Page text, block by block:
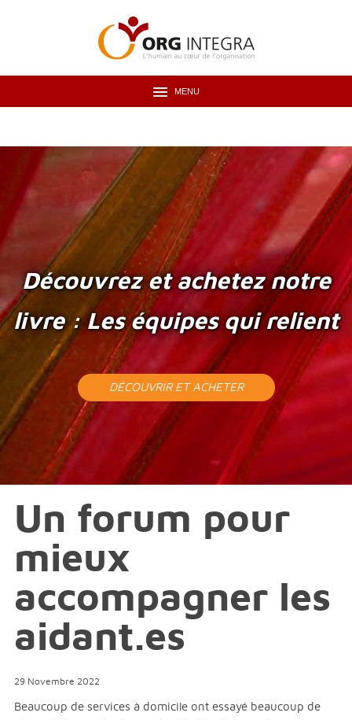
MENU
Découvrez et achetez notre
livre : Les équipes qui relient
DÉCOUVRIR ET ACHETER
Un forum pour
mieux
accompagner les
aidant.es
29 Novembre 2022
Beaucoup de services à domicile ont essayé beaucoup de